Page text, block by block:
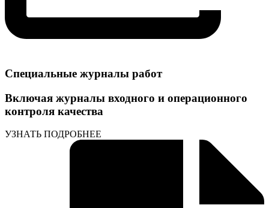
Специальные журналы работ
Включая журналы входного и операционного
контроля качества
УЗНАТЬ ПОДРОБНЕЕ